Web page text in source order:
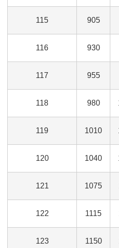
115 905
116 930
117 955
118 980
119 1010
120 1040
121 1075
122 1115
123 1150